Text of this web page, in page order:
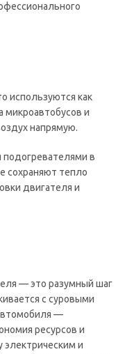
используются как
микроавтобусов и
напрямую.
в
сохраняют тепло
двигателя и
— это разумный шаг
с суровыми
—
ресурсов и
и